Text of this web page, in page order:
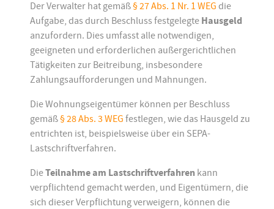
Der Verwalter hat gemäß§ 27 Abs. 1 Nr. 1 WEG die
Aufgabe, das durch Beschluss festgelegte Hausgeld
anzufordern. Dies umfasst alle notwendigen,
geeigneten und erforderlichen außergerichtlichen
Tätigkeiten zur Beitreibung, insbesondere
Zahlungsaufforderungen und Mahnungen.
Die Wohnungseigentümer können per Beschluss
gemäß§ 28 Abs. 3 WEG festlegen, wie das Hausgeld zu
entrichten ist, beispielsweise über ein SEPA-
Lastschriftverfahren.
DieTeilnahme am Lastschriftverfahren kann
verpflichtend gemacht werden, und Eigentümern, die
sich dieser Verpflichtung verweigern, können die